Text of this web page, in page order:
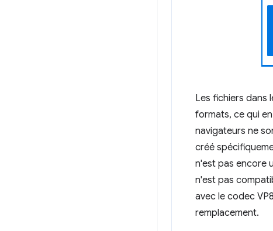
Les fichiers dans
formats, ce qui
navigateurs ne
créé
n'est pas encore
n'est pas
avec le codec
remplacement.